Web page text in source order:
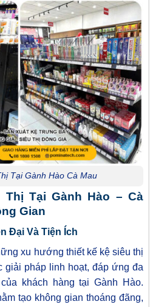
Tại Gành Hào Cà Mau
Tại Gành Hào – Cà
Gian
Đại Và Tiện Ích
xu hướng thiết kế kệ siêu thị
giải pháp linh hoạt, đáp ứng đa
khách hàng tại Gành Hào.
tạo không gian thoáng đãng,